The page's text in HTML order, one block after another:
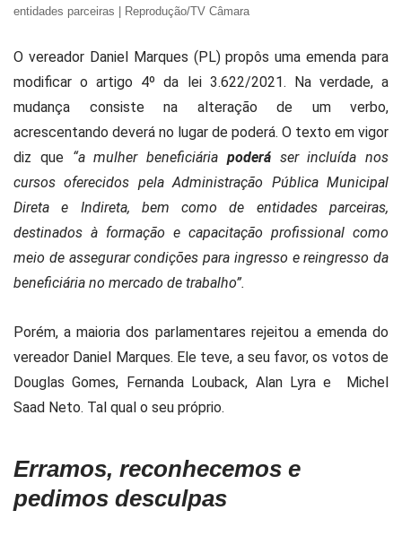
entidades parceiras | Reprodução/TV Câmara
O vereador Daniel Marques (PL) propôs uma emenda para
modificar o artigo 4º da lei 3.622/2021. Na verdade, a
mudança consiste na alteração de um verbo,
acrescentando deverá no lugar de poderá. O texto em vigor
diz que “a mulher beneficiária poderáser incluída nos
cursos oferecidos pela Administração Pública Municipal
Direta e Indireta, bem como de entidades parceiras,
destinados à formação e capacitação profissional como
meio de assegurar condições para ingresso e reingresso da
beneficiária no mercado de trabalho”.
Porém, a maioria dos parlamentares rejeitou a emenda do
vereador Daniel Marques. Ele teve, a seu favor, os votos de
Douglas Gomes, Fernanda Louback, Alan Lyra e Michel
Saad Neto. Tal qual o seu próprio.
Erramos, reconhecemos e
pedimos desculpas